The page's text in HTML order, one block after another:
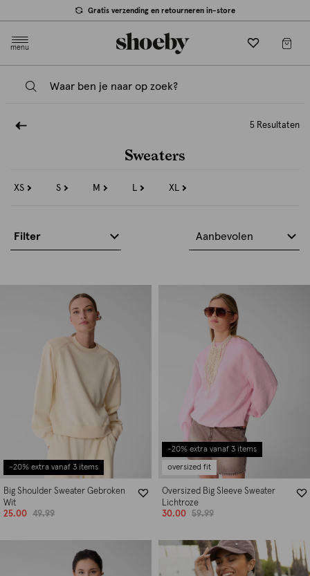
Gratis verzending en retourneren in-store
menu
5 Resultaten
Sweaters
XS
Refine
S
Refine
M
Refine
L
Refine
XL
Refine
Filter Aanbevolen
-20% extra vanaf 3 items
Big Shoulder Sweater Gebroken
Wit
25.00
49.99
-20% extra vanaf 3 items
oversized fit
Oversized Big Sleeve Sweater
Lichtroze
30.00
59.99